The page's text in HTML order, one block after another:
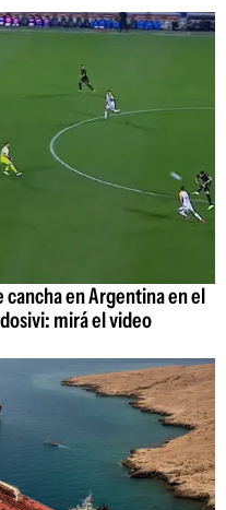
cancha en Argentina en el
mirá el video